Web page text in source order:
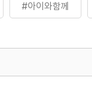
#아이와함께